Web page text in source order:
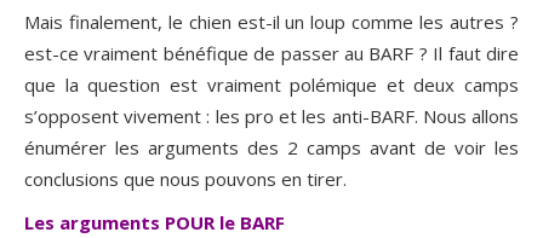
Mais finalement, le chien est-il un loup comme les autres ?
est-ce vraiment bénéfique de passer au BARF ? Il faut dire
que la question est vraiment polémique et deux camps
s’opposent vivement : les pro et les anti-BARF. Nous allons
énumérer les arguments des 2 camps avant de voir les
conclusions que nous pouvons en tirer.
Les arguments POUR le BARF